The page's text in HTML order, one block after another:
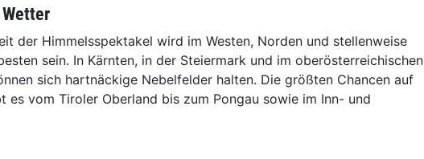
der Himmelsspektakel wird im Westen, Norden und stellenweise
sein. In Kärnten, in der Steiermark und im oberösterreichischen
sich hartnäckige Nebelfelder halten. Die größten Chancen auf
es vom Tiroler Oberland bis zum Pongau sowie im Inn- und